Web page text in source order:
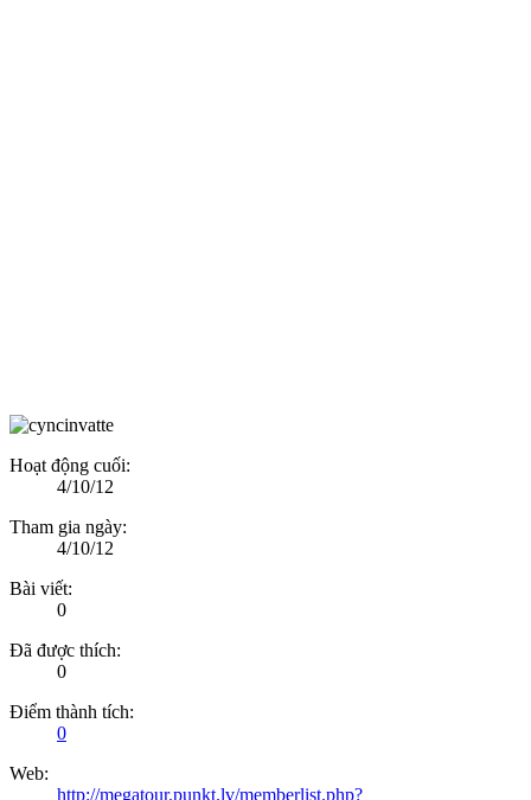
Hoạt động cuối:
4/10/12
Tham gia ngày:
4/10/12
Bài viết:
0
Đã được thích:
0
Điểm thành tích:
0
Web:
http://megatour.punkt.lv/memberlist.php?